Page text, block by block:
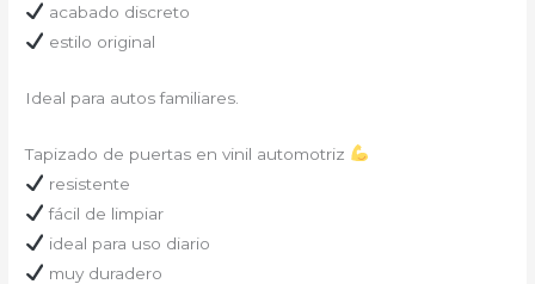
acabado discreto
estilo original
Ideal para autos familiares.
Tapizado de puertas en vinil automotriz
resistente
fácil de limpiar
ideal para uso diario
muy duradero